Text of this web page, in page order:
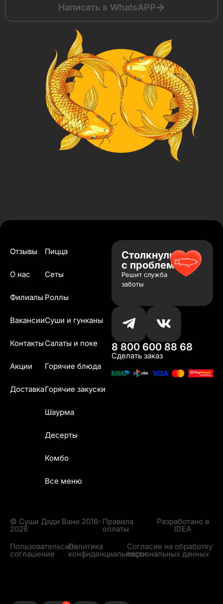
Написать в WhatsAPP
Отзывы
О нас
Филиалы
Вакансии
Контакты
Акции
Доставка
Пицца
Сеты
Роллы
Суши и гунканы
Салаты и поке
Горячие блюда
Горячие закуски
Шаурма
Десерты
Комбо
Все меню
Столкнулись
с проблемой?
Решит служба
заботы
8 800 600 88 68
Сделать заказ
© Суши Дяди Вани 2016-
2026
Правила
оплаты
Разработано в
IDEA
Пользовательское
соглашение
Политика
конфиденциальности
Согласие на обработку
персональных данных